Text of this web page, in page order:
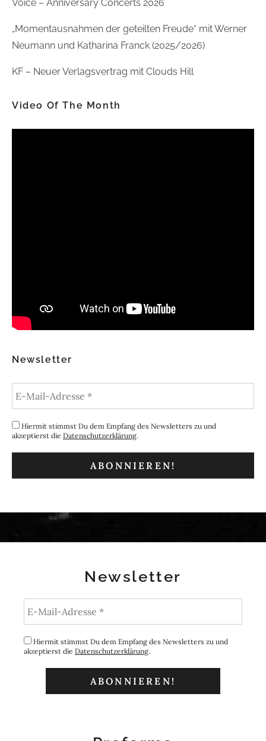
Voice – Anniversary Concerts 2026
„Momentausnahmen der geteilten Freude“ mit Werner
Neumann und Katharina Franck (2025/2026)
KF – Neuer Verlagsvertrag mit Clouds Hill
Video Of The Month
Newsletter
Hiermit stimmst Du dem Empfang des Newsletters zu und
akzeptierst die Datenschutzerklärung.
Newsletter
Hiermit stimmst Du dem Empfang des Newsletters zu und
akzeptierst die Datenschutzerklärung.